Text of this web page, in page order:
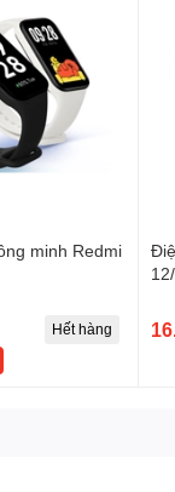
minh Redmi
Hết hàng